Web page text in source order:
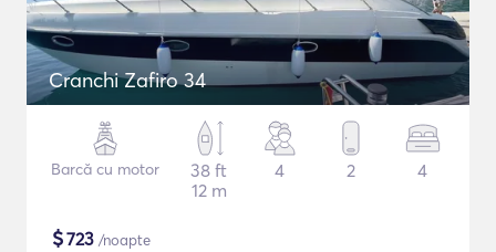
Cranchi Zafiro 34
Barcă cu motor
38 ft
12 m
4 2 4
$723 /noapte